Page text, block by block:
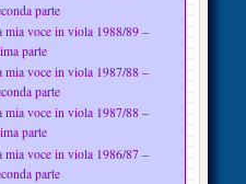
parte
mia voce in viola 1988/89 –
parte
mia voce in viola 1987/88 –
parte
mia voce in viola 1987/88 –
parte
mia voce in viola 1986/87 –
parte